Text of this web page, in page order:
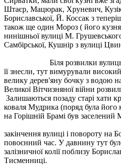
Штаєр, Мацюрак, Хруневич,
Бориславської, Й. Коссак з
також ще один Мороз ( його кузня
нинішньої вулиці М.
Самбірської, Кушнір з
Біля розвилки вулиць
її знесли, тут вимурували
велику дерев'яну бочку з водою
Великої Вітчизняної війни
Залишаються позаду старі хати
коваля Мудрика (поряд була його
на Горішній Брамі був
Решту
закінчення вулиці і повороту на
повоєнний час. У давнину тут
залізничної колії поблизу
Тисменниці.